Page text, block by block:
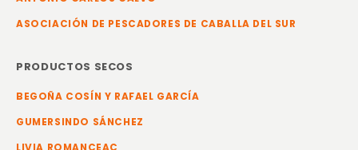
ASOCIACIÓN DE PESCADORES DE CABALLA DEL SUR
PRODUCTOS SECOS
BEGOÑA COSÍN Y RAFAEL GARCÍA
GUMERSINDO SÁNCHEZ